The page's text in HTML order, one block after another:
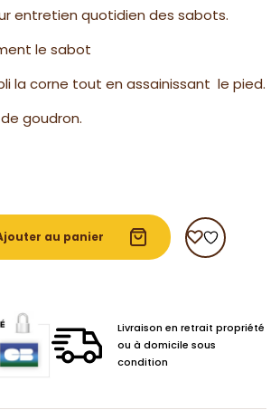
entretien quotidien des sabots.
le sabot
la corne tout en assainissant le pied.
goudron.
au panier
Livraison en retrait propriété
ou à domicile sous
condition